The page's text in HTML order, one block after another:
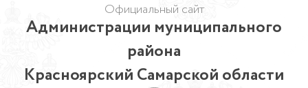
Официальный сайт
Администрации муниципального
района
Красноярский Самарской области